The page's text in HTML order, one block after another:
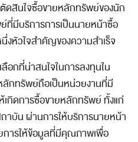
ดสินใจซื้อขายหลักทรัพย์ของนัก
มีบริการการเป็นนายหน้าซื้อ
หัวใจสำคัญของความสำเร็จ
อกที่น่าสนใจในการลงทุนใน
กทรัพย์ถือเป็นหน่วยงานที่มี
กิดการซื้อขายหลักทรัพย์ ทั้งแก่
าบัน ผ่านการให้บริการนายหน้า
การให้ข้อมูลที่มีคุณภาพเพื่อ